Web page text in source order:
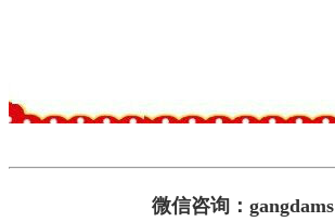
微信咨询 ：gangdams